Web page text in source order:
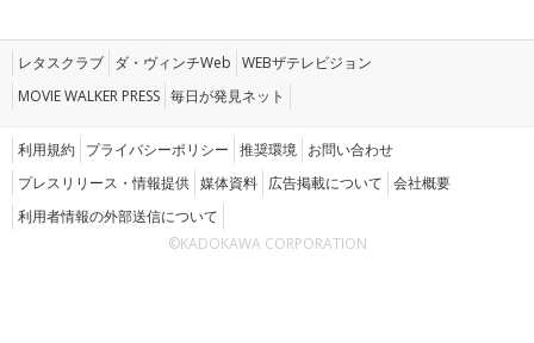
レタスクラブ ダ・ヴィンチWeb WEBザテレビジョン
MOVIE WALKER PRESS 毎日が発見ネット
利用規約 プライバシーポリシー 推奨環境 お問い合わせ
プレスリリース・情報提供 媒体資料 広告掲載について 会社概要
利用者情報の外部送信について
©KADOKAWA CORPORATION